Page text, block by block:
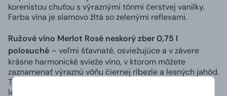
korenistou chuťou s výraznými tónmi čerstvej vanilky.
Farba vína je slamovo žltá so zelenými reflexami.
Ružové víno Merlot Rosé neskorý zber 0,75 l
polosuché – veľmi šťavnaté, osviežujúce a v závere
krásne harmonické svieže víno, v ktorom môžete
zaznamenať výraznú vôňu čiernej ríbezle a lesných jahôd.
Toto víno je ideálnym spoločníkom počas horúcich
letných večerov.